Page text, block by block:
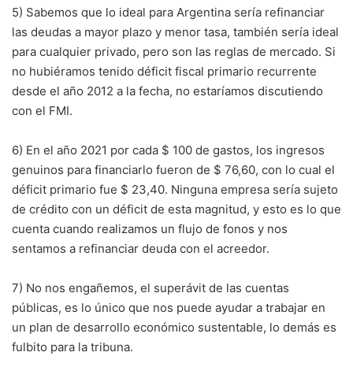
5) Sabemos que lo ideal para Argentina sería refinanciar
las deudas a mayor plazo y menor tasa, también sería ideal
para cualquier privado, pero son las reglas de mercado. Si
no hubiéramos tenido déficit fiscal primario recurrente
desde el año 2012 a la fecha, no estaríamos discutiendo
con el FMI.
6) En el año 2021 por cada $ 100 de gastos, los ingresos
genuinos para financiarlo fueron de $ 76,60, con lo cual el
déficit primario fue $ 23,40. Ninguna empresa sería sujeto
de crédito con un déficit de esta magnitud, y esto es lo que
cuenta cuando realizamos un flujo de fonos y nos
sentamos a refinanciar deuda con el acreedor.
7) No nos engañemos, el superávit de las cuentas
públicas, es lo único que nos puede ayudar a trabajar en
un plan de desarrollo económico sustentable, lo demás es
fulbito para la tribuna.